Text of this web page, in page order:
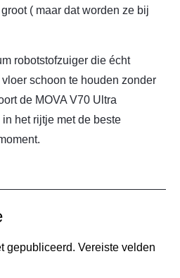
( maar dat worden ze bij
robotstofzuiger die écht
schoon te houden zonder
de MOVA V70 Ultra
het rijtje met de beste
gepubliceerd. Vereiste velden